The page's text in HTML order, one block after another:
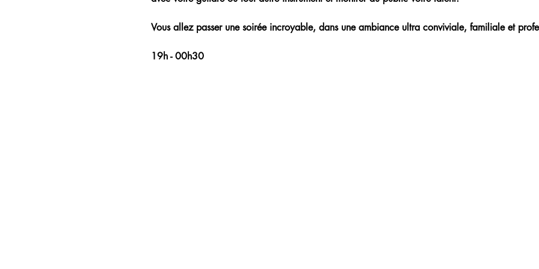
Vous allez passer une soirée incroyable, dans une ambiance ultra conviviale, familiale et
19h - 00h30